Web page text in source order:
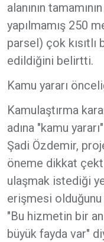
alanının
yapılmamış 250
parsel) çok kısıtlı
edildiğini belirtti.
Kamu yararı
Kamulaştırma
adına "kamu
Şadi Özdemir,
öneme dikkat
ulaşmak istediği
erişmesi
"Bu hizmetin bir
büyük fayda var"